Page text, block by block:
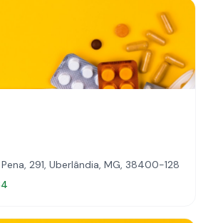
291, Uberlândia, MG, 38400-128